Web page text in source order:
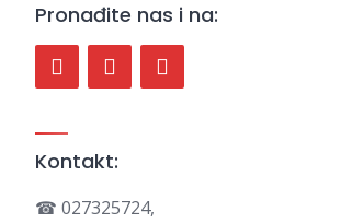
Pronađite nas i na:
Kontakt:
☎ 027325724,